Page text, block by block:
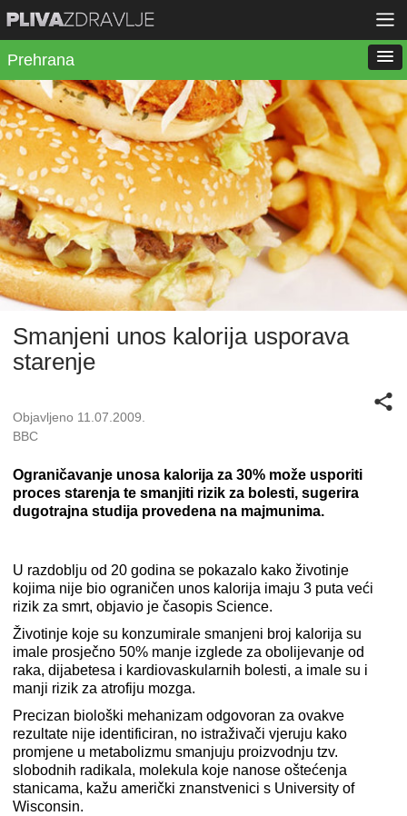
Prehrana
Smanjeni unos kalorija usporava
starenje
Objavljeno 11.07.2009.
BBC
Ograničavanje unosa kalorija za 30% može usporiti
proces starenja te smanjiti rizik za bolesti, sugerira
dugotrajna studija provedena na majmunima.
U razdoblju od 20 godina se pokazalo kako životinje
kojima nije bio ograničen unos kalorija imaju 3 puta veći
rizik za smrt, objavio je časopis Science.
Životinje koje su konzumirale smanjeni broj kalorija su
imale prosječno 50% manje izglede za obolijevanje od
raka, dijabetesa i kardiovaskularnih bolesti, a imale su i
manji rizik za atrofiju mozga.
Precizan biološki mehanizam odgovoran za ovakve
rezultate nije identificiran, no istraživači vjeruju kako
promjene u metabolizmu smanjuju proizvodnju tzv.
slobodnih radikala, molekula koje nanose oštećenja
stanicama, kažu američki znanstvenici s University of
Wisconsin.